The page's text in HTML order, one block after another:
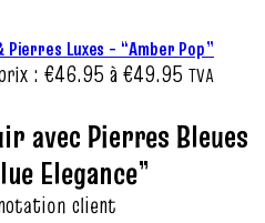
Luxes – “Amber Pop”
: €46.95 à €49.95 TVA
avec Pierres Bleues
Elegance”
client